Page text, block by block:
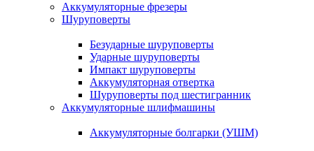
Аккумуляторные фрезеры
Шуруповерты
Безударные шуруповерты
Ударные шуруповерты
Импакт шуруповерты
Аккумуляторная отвертка
Шуруповерты под шестигранник
Аккумуляторные шлифмашины
Аккумуляторные болгарки (УШМ)